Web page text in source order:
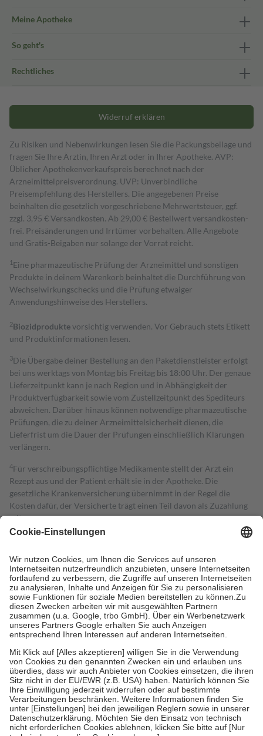
Meine Apotheke
So geht's
Rechtliches
Widerruf erklären
Zu Risiken und Nebenwirkungen lesen Sie die Packungsbeilage und
fragen Sie Ihre Ärztin, Ihren Arzt oder in Ihrer Apotheke. AVP:
Üblicher Apothekenverkaufspreis berechnet nach der
Arzneimittelpreisverordnung. UVP: Unverbindliche
Preisempfehlung des Herstellers. Die angegebenen Preise
beinhalten die gesetzlich vorgeschriebene Mehrwertsteuer, ggf.
zzgl. 3,95 € Versandkosten. Ab 29,00 € Bestell­wert versand­kosten­
frei. Preisänderungen und Irrtümer vorbehalten. Alle Angebote
und Gratis-Beigaben nur solange der Vorrat reicht.
1 Eine pharmazeutische Prüfung der Arzneimittel und sonstigen
Produkte in deinem Warenkorb beinhaltet die Durchführung von
Wechselwirkungschecks und die Prüfung etwaiger
Anwendungshinweise des Herstellers.
2Biozidproduktevorsichtig verwenden. Vor Gebrauch stets Etikett
und Produktinformationen lesen.
3Die Übergabe deiner Bestellung an den Paketdienstleister erfolgt
bei uns werktags von Montag bis Freitag bis 18:00 Uhr. Der genaue
Lieferzeitpunkt kann je nach Region und in Abhängigkeit der
Produktverfügbarkeit sowie vom Zustellzeitpunkt des Spediteurs
abweichen. Darüber hinaus können notwendige pharmazeutische
Prüfungen, die zu deiner Arzneimittelsicherheit dienen, die
Lieferfrist um die Dauer der Prüfungen einschließlich Klärungen
verlängern.
4Für verschreibungspflichtige Medikamente stellt der Arzt ein
Rezept aus und der Patient erhält sie in der Apotheke. Die
gesetzliche Krankenversicherung übernimmt in der Regel die
Kosten dafür, der Versicherte trägt einen Teil davon als Zuzahlung
mit.
Grundsätzlich leisten Mitglieder Zuzahlungen in Höhe von zehn
höchstens zehn Euro.
Es sind jedoch nie mehr als die tatsächlichen
Kosten der Leistung zu entrichten.
Diese Regeln gelten grundsätzlich auch für Online-Apotheken.
Bei Heilmitteln und häuslicher Krankenpflege beträgt die
Zuzahlung zehn Prozent der Kosten sowie zehn Euro je
Verordnung.
Um das Engagement der Versicherten für ihre eigene Gesundheit zu
stärken und die besondere Stellung der Familie zu unterstützen,
fallenkeine Zuzahlungenan bei:
• Kindern und Jugendlichen bis zum vollendeten 18. Lebensjahr
mit Ausnahme der Fahrkosten
• Untersuchungen zur Vorsorge und Früherkennung, die von der
GKV getragen werden
• empfohlenen Schutzimpfungen
• Harn- und Blutteststreifen